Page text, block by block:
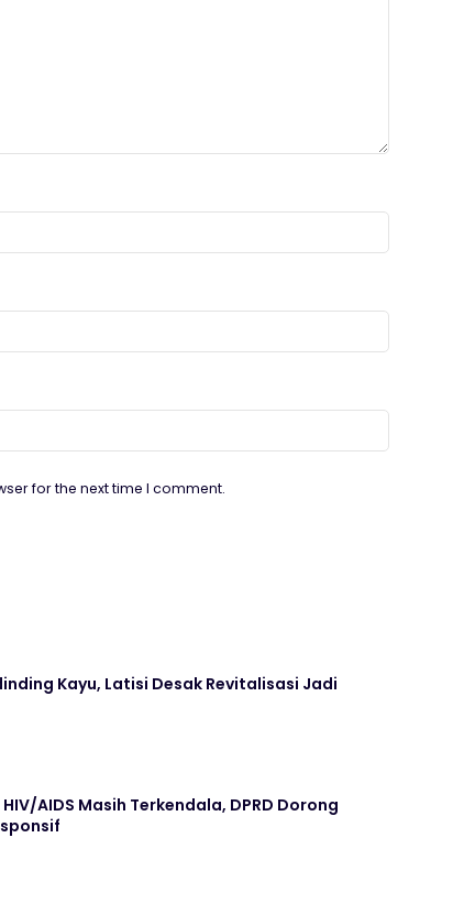
for the next time I comment.
Kayu, Latisi Desak Revitalisasi Jadi
AIDS Masih Terkendala, DPRD Dorong